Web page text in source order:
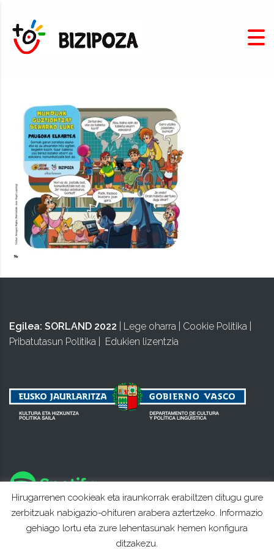
Egilea: SORLAND 2022 Lege oharra Cookie Politika
Pribatutasun Politika
Edukien lizentzia
Hirugarrenen cookieak eta iraunkorrak erabiltzen ditugu gure
zerbitzuak nabigazio-ohituren arabera aztertzeko. Informazio
gehiago lortu eta zure lehentasunak hemen konfigura
ditzakezu.